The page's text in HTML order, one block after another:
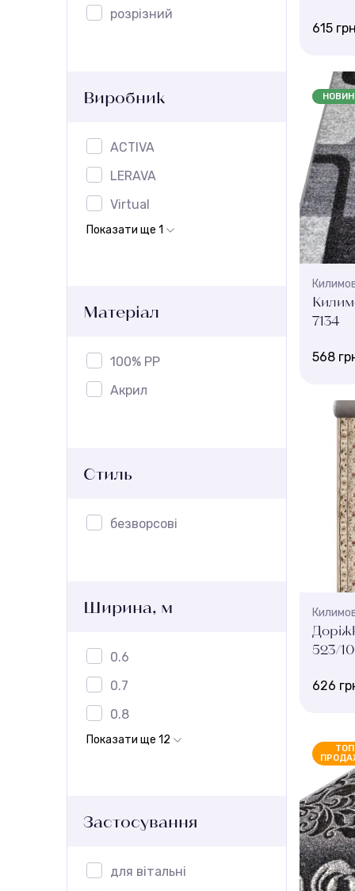
розрізний
Виробник
ACTIVA
LERAVA
Virtual
Показати ще 1
Матеріал
100% PP
Акрил
Стиль
безворсові
Ширина, м
0.6
0.7
0.8
Показати ще 12
Застосування
для вітальні
615
1 , 2 , 3 ,
Висота
6 мм
7134
568
Колір:
4 м , 2
523/
626
beige
3 , 2.5 ,
Висота
9 мм
ТОП